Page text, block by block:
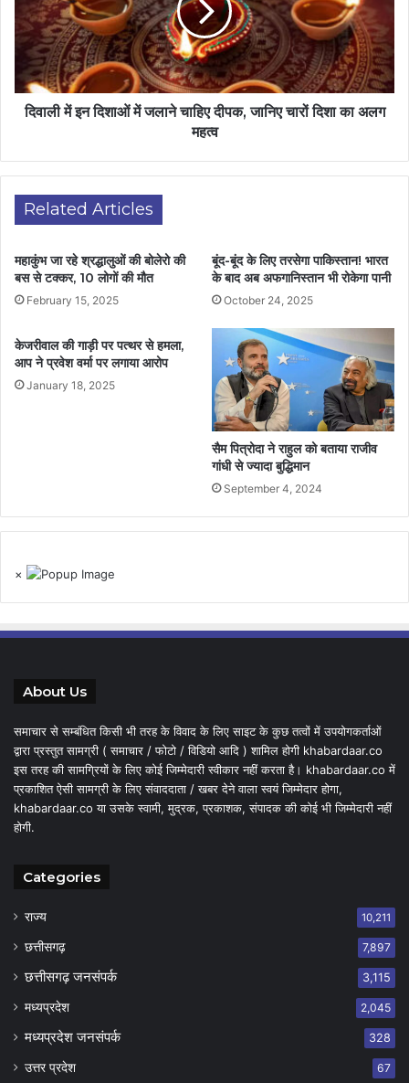
दिवाली में इन दिशाओं में जलाने चाहिए दीपक, जानिए चारों दिशा का अलग
महत्व
Related Articles
महाकुंभ जा रहे श्रद्धालुओं की बोलेरो की
बस से टक्कर, 10 लोगों की मौत
February 15, 2025
बूंद-बूंद के लिए तरसेगा पाकिस्तान! भारत
के बाद अब अफगानिस्तान भी रोकेगा पानी
October 24, 2025
केजरीवाल की गाड़ी पर पत्थर से हमला,
आप ने प्रवेश वर्मा पर लगाया आरोप
January 18, 2025
सैम पित्रोदा ने राहुल को बताया राजीव
गांधी से ज्यादा बुद्धिमान
September 4, 2024
×
About Us
समाचार से सम्बंधित किसी भी तरह के विवाद के लिए साइट के कुछ तत्वों में उपयोगकर्ताओं
द्वारा प्रस्तुत सामग्री ( समाचार / फोटो / विडियो आदि ) शामिल होगी khabardaar.co
इस तरह की सामग्रियों के लिए कोई जिम्मेदारी स्वीकार नहीं करता है। khabardaar.co में
प्रकाशित ऐसी सामग्री के लिए संवाददाता / खबर देने वाला स्वयं जिम्मेदार होगा,
khabardaar.co या उसके स्वामी, मुद्रक, प्रकाशक, संपादक की कोई भी जिम्मेदारी नहीं
होगी.
Categories
राज्य 10,211
छत्तीसगढ़ 7,897
छत्तीसगढ़ जनसंपर्क 3,115
मध्यप्रदेश 2,045
मध्यप्रदेश जनसंपर्क 328
उत्तर प्रदेश 67